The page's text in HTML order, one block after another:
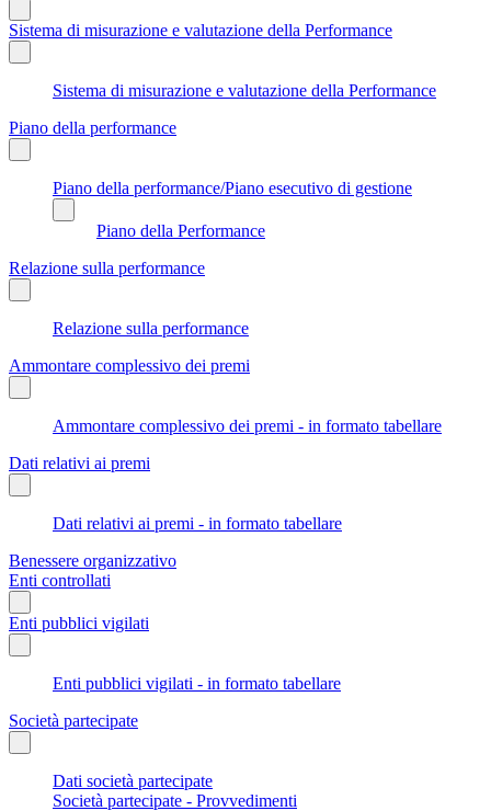
Sistema di misurazione e valutazione della Performance
Sistema di misurazione e valutazione della Performance
Piano della performance
Piano della performance/Piano esecutivo di gestione
Piano della Performance
Relazione sulla performance
Relazione sulla performance
Ammontare complessivo dei premi
Ammontare complessivo dei premi - in formato tabellare
Dati relativi ai premi
Dati relativi ai premi - in formato tabellare
Benessere organizzativo
Enti controllati
Enti pubblici vigilati
Enti pubblici vigilati - in formato tabellare
Società partecipate
Dati società partecipate
Società partecipate - Provvedimenti